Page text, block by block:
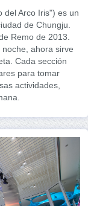
del Arco Iris") es un
de Chungju.
Remo de 2013.
ahora sirve
Cada sección
para tomar
actividades,